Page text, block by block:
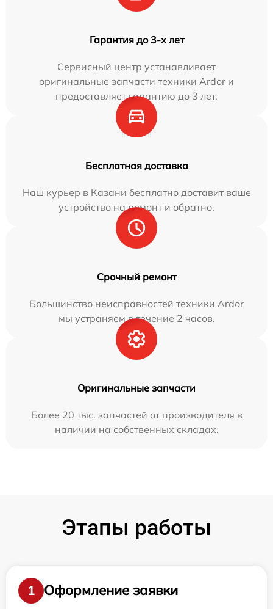
Гарантия до 3-х лет
Сервисный центр устанавливает
оригинальные запчасти техники Ardor и
предоставляет гарантию до 3 лет.
Бесплатная доставка
Наш курьер в Казани бесплатно доставит ваше
устройство на ремонт и обратно.
Срочный ремонт
Большинство неисправностей техники Ardor
мы устраняем в течение 2 часов.
Оригинальные запчасти
Более 20 тыс. запчастей от производителя в
наличии на собственных складах.
Этапы работы
1
Оформление заявки